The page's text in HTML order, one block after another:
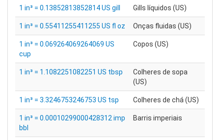
1 in³ = 0.13852813852814 US gill Gills líquidos (US)
1 in³ = 0.55411255411255 US fl oz Onças fluidas (US)
1 in³ = 0.069264069264069 US
cup
Copos (US)
1 in³ = 1.1082251082251 US tbsp
Colheres de sopa
(US)
1 in³ = 3.3246753246753 US tsp Colheres de chá (US)
1 in³ = 0.00010299000428312 imp
bbl
Barris imperiais